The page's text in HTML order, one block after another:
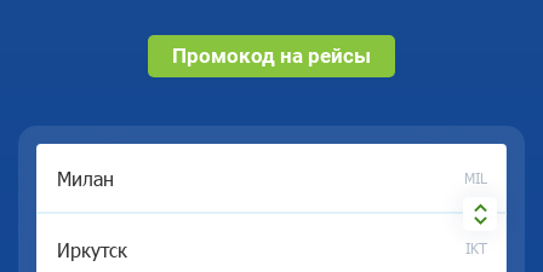
Промокод на рейсы
MIL
IKT